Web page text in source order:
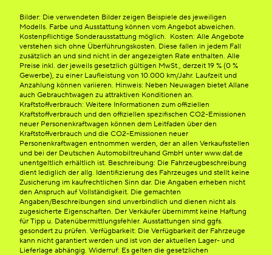
Bilder: Die verwendeten Bilder zeigen Beispiele des jeweiligen
Modells. Farbe und Ausstattung können vom Angebot abweichen.
Kostenpflichtige Sonderausstattung möglich. Kosten: Alle Angebote
verstehen sich ohne Überführungskosten. Diese fallen in jedem Fall
zusätzlich an und sind nicht in der angezeigten Rate enthalten. Alle
Preise inkl. der jeweils gesetzlich gültigen MwSt., derzeit 19 % (0 %
Gewerbe), zu einer Laufleistung von 10.000 km/Jahr. Laufzeit und
Anzahlung können variieren. Hinweis: Neben Neuwagen bietet Allane
auch Gebrauchtwagen zu attraktiven Konditionen an.
Kraftstoffverbrauch: Weitere Informationen zum offiziellen
Kraftstoffverbrauch und den offiziellen spezifischen CO2-Emissionen
neuer Personenkraftwagen können dem Leitfaden über den
Kraftstoffverbrauch und die CO2-Emissionen neuer
Personenkraftwagen entnommen werden, der an allen Verkaufsstellen
und bei der Deutschen Automobiltreuhand GmbH unter www.dat.de
unentgeltlich erhältlich ist. Beschreibung: Die Fahrzeugbeschreibung
dient lediglich der allg. Identifizierung des Fahrzeuges und stellt keine
Zusicherung im kaufrechtlichen Sinn dar. Die Angaben erheben nicht
den Anspruch auf Vollständigkeit. Die gemachten
Angaben/Beschreibungen sind unverbindlich und dienen nicht als
zugesicherte Eigenschaften. Der Verkäufer übernimmt keine Haftung
für Tipp u. Datenübermittlungsfehler. Ausstattungen sind ggfs.
gesondert zu prüfen. Verfügbarkeit: Die Verfügbarkeit der Fahrzeuge
kann nicht garantiert werden und ist von der aktuellen Lager- und
Lieferlage abhängig. Widerruf: Es gelten die gesetzlichen